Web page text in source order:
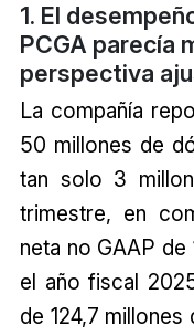
1. El
PCGA parecía
perspectiva
La compañía
50 millones de
tan solo 3
trimestre, en
neta no GAAP
el año fiscal
de 124,7